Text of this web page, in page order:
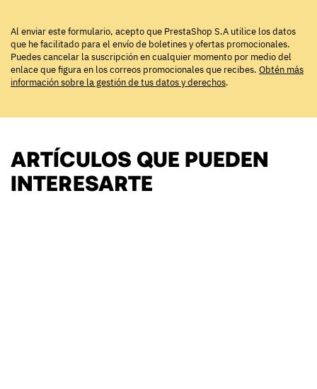
Al enviar este formulario, acepto que PrestaShop S.A utilice los datos
que he facilitado para el envío de boletines y ofertas promocionales.
Puedes cancelar la suscripción en cualquier momento por medio del
enlace que figura en los correos promocionales que recibes. Obtén más
información sobre la gestión de tus datos y derechos.
ARTÍCULOS QUE PUEDEN
INTERESARTE